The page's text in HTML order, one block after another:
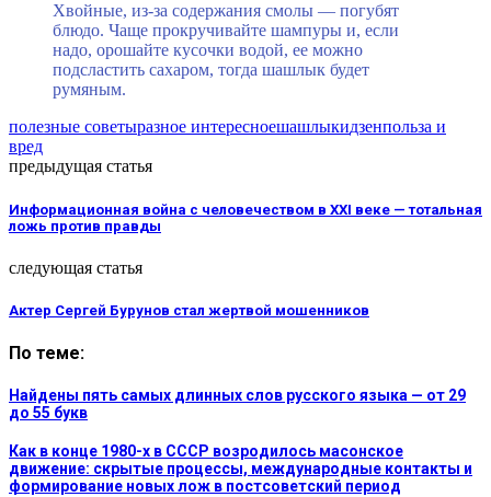
Хвойные, из-за содержания смолы — погубят
блюдо. Чаще прокручивайте шампуры и, если
надо, орошайте кусочки водой, ее можно
подсластить сахаром, тогда шашлык будет
румяным.
полезные советыразное интересноешашлыкидзенпольза и
вред
предыдущая статья
Информационная война с человечеством в ХХI веке — тотальная
ложь против правды
следующая статья
Актер Сергей Бурунов стал жертвой мошенников
По теме:
Найдены пять самых длинных слов русского языка — от 29
до 55 букв
Как в конце 1980-х в СССР возродилось масонское
движение: скрытые процессы, международные контакты и
формирование новых лож в постсоветский период